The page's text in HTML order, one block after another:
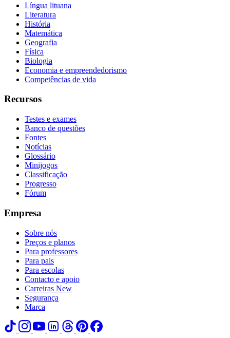
Língua lituana
Literatura
História
Matemática
Geografia
Física
Biologia
Economia e empreendedorismo
Competências de vida
Recursos
Testes e exames
Banco de questões
Fontes
Notícias
Glossário
Minijogos
Classificação
Progresso
Fórum
Empresa
Sobre nós
Preços e planos
Para professores
Para pais
Para escolas
Contacto e apoio
Carreiras New
Segurança
Marca